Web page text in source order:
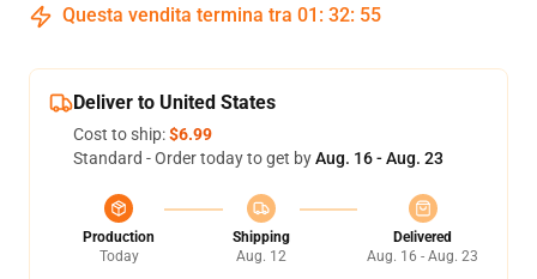
Questa vendita termina tra 01 : 32: 54
Deliver to United States
Cost to ship:$6.99
Standard - Order today to get byAug. 16 - Aug. 23
Production
Today
Shipping
Aug. 12
Delivered
Aug. 16 - Aug. 23